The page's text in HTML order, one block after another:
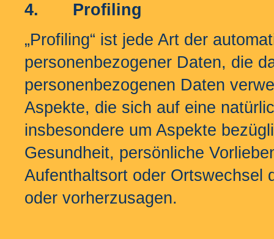
4. Profiling
„Profiling“ ist jede Art der
personenbezogener Daten, die
personenbezogenen Daten
Aspekte, die sich auf eine
insbesondere um Aspekte
Gesundheit, persönliche
Aufenthaltsort oder Ortswechsel
oder vorherzusagen.